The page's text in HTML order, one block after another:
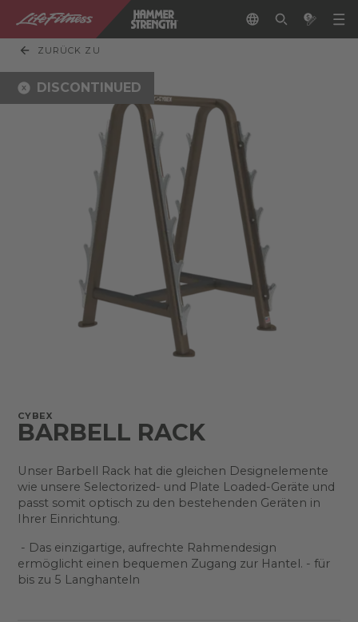
ZURÜCK ZU
DISCONTINUED
CYBEX
BARBELL RACK
Unser Barbell Rack hat die gleichen Designelemente
wie unsere Selectorized- und Plate Loaded-Geräte und
passt somit optisch zu den bestehenden Geräten in
Ihrer Einrichtung.
- Das einzigartige, aufrechte Rahmendesign
ermöglicht einen bequemen Zugang zur Hantel. - für
bis zu 5 Langhanteln